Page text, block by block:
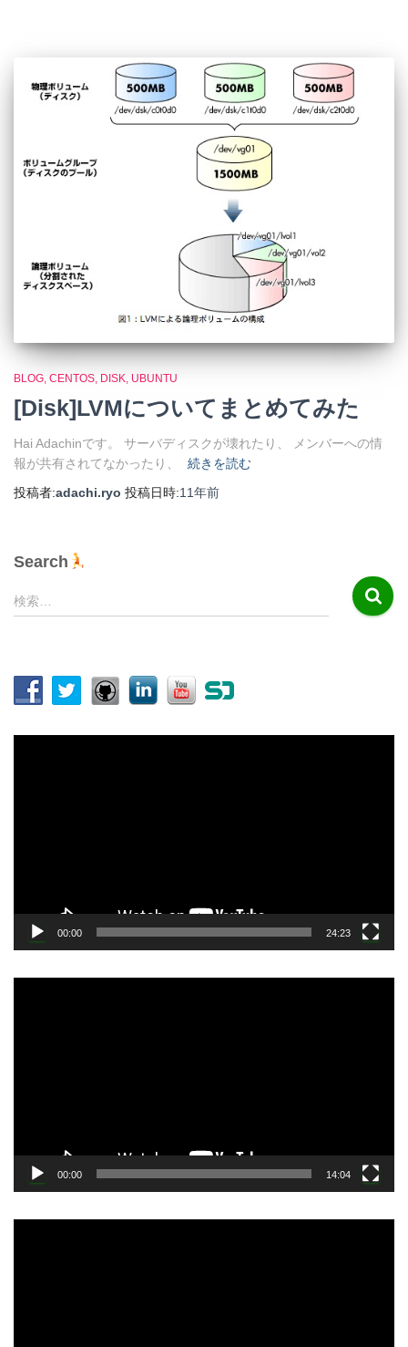
BLOG CENTOS DISK UBUNTU
[Disk]LVMについてまとめてみた
Hai Adachinです。 サーバディスクが壊れたり、 メンバーへの情
報が共有されてなかったり、
続きを読む
投稿者:adachi.ryo 投稿日時:11年前
Search
検
索
検索…
00:00 24:23
00:00 14:04